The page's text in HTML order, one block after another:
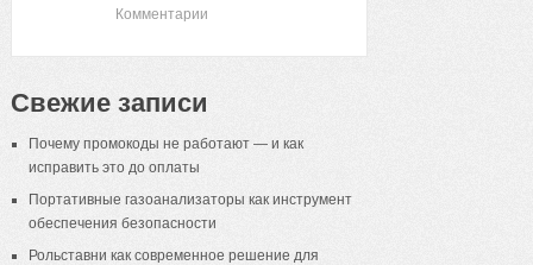
Комментарии
Свежие записи
Почему промокоды не работают — и как
исправить это до оплаты
Портативные газоанализаторы как инструмент
обеспечения безопасности
Рольставни как современное решение для